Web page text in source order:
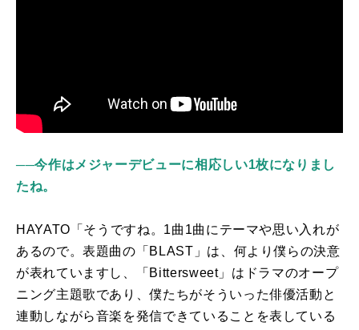
──今作はメジャーデビューに相応しい1枚になりまし
たね。
HAYATO「そうですね。 1曲 1曲にテーマや思い入れが
あるので。表題曲の「 BLAST 」は、何より僕らの決意
が表れていますし、「 Bittersweet」はドラマのオープ
ニング主題歌であり、僕たちがそういった俳優活動と
連動しながら音楽を発信できていることを表している